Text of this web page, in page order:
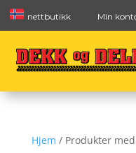
nettbutikk Min
Hjem / Produkter